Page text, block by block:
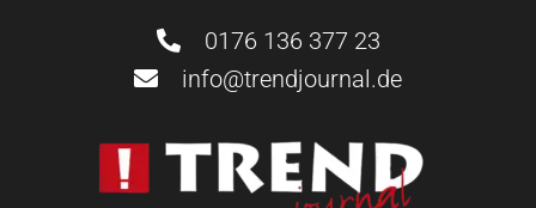
0176 136 377 23
info@trendjournal.de